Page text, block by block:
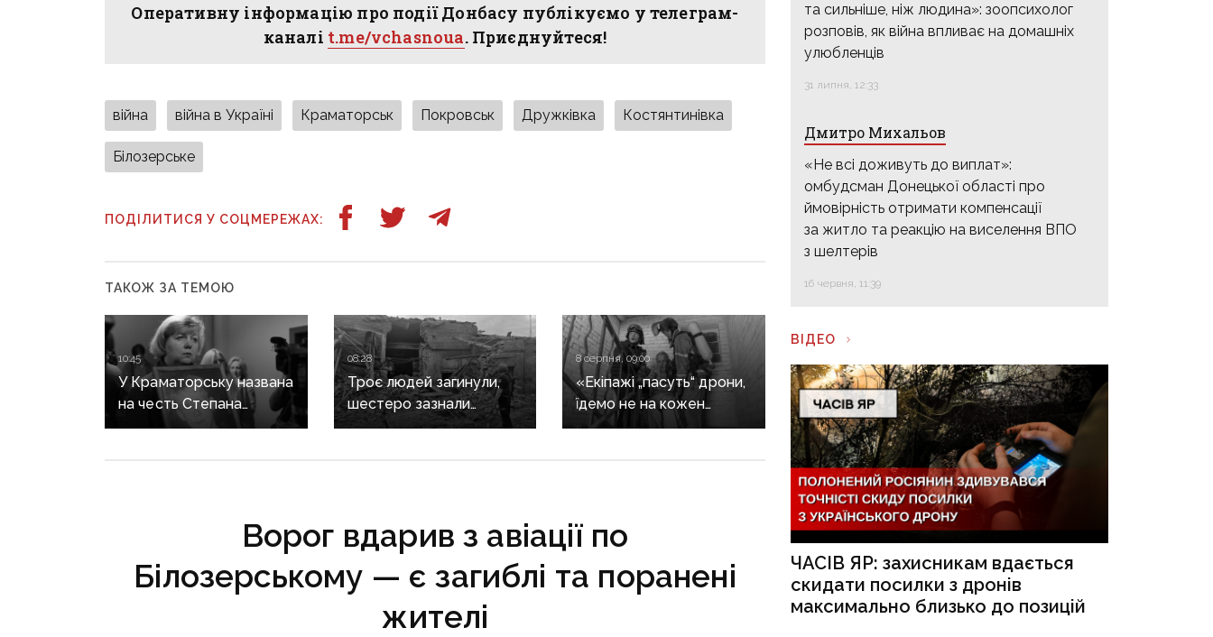
Оперативну інформацію про події Донбасу публікуємо у телеграм-
каналі t.me/vchasnoua. Приєднуйтеся!
війна війна в Україні Краматорськ Покровськ Дружківка Костянтинівка
Білозерське
ПОДІЛИТИСЯ У СОЦМЕРЕЖАХ:
ТАКОЖ ЗА ТЕМОЮ
10:45
У Краматорську названа
на честь Степана
Чубенка школа може
08:28
Троє людей загинули,
шестеро зазнали
поранень: наслідки
8 серпня, 09:00
«Екіпажі „пасуть“ дрони,
їдемо не на кожен
виклик»: куди ДСНС
та Слов’янську
Ворог вдарив з авіації по
Білозерському — є загиблі та поранені
жителі
та сильніше, ніж людина»: зоопсихолог
розповів, як війна впливає на домашніх
улюбленців
31 липня, 12:33
Дмитро Михальов
«Не всі доживуть до виплат»:
омбудсман Донецької області про
ймовірність отримати компенсації
за житло та реакцію на виселення ВПО
з шелтерів
16 червня, 11:39
ВІДЕО
ЧАСІВ ЯР: захисникам вдається
скидати посилки з дронів
максимально близько до позицій